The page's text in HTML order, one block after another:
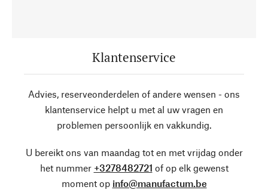
Klantenservice
Advies, reserveonderdelen of andere wensen - ons
klantenservice helpt u met al uw vragen en
problemen persoonlijk en vakkundig.
U bereikt ons van maandag tot en met vrijdag onder
het nummer +3278482721 of op elk gewenst
moment op info@manufactum.be